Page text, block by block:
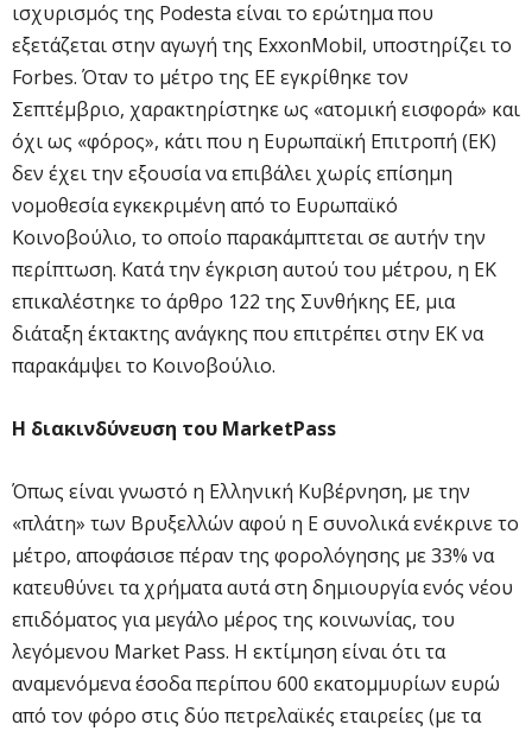
ισχυρισμός της Podesta είναι το ερώτημα που
εξετάζεται στην αγωγή της ExxonMobil, υποστηρίζει το
Forbes. Όταν το μέτρο της ΕΕ εγκρίθηκε τον
Σεπτέμβριο, χαρακτηρίστηκε ως «ατομική εισφορά» και
όχι ως «φόρος», κάτι που η Ευρωπαϊκή Επιτροπή (ΕΚ)
δεν έχει την εξουσία να επιβάλει χωρίς επίσημη
νομοθεσία εγκεκριμένη από το Ευρωπαϊκό
Κοινοβούλιο, το οποίο παρακάμπτεται σε αυτήν την
περίπτωση. Κατά την έγκριση αυτού του μέτρου, η ΕΚ
επικαλέστηκε το άρθρο 122 της Συνθήκης ΕΕ, μια
διάταξη έκτακτης ανάγκης που επιτρέπει στην ΕΚ να
παρακάμψει το Κοινοβούλιο.
Η διακινδύνευση του MarketPass
Όπως είναι γνωστό η Ελληνική Κυβέρνηση, με την
«πλάτη» των Βρυξελλών αφού η Ε συνολικά ενέκρινε το
μέτρο, αποφάσισε πέραν της φορολόγησης με 33% να
κατευθύνει τα χρήματα αυτά στη δημιουργία ενός νέου
επιδόματος για μεγάλο μέρος της κοινωνίας, του
λεγόμενου Market Pass. Η εκτίμηση είναι ότι τα
αναμενόμενα έσοδα περίπου 600 εκατομμυρίων ευρώ
από τον φόρο στις δύο πετρελαϊκές εταιρείες (με τα